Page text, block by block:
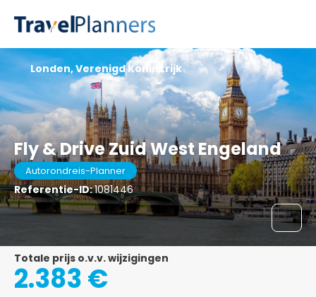
Fly & Drive Zuid West Engeland
Autorondreis-Planner
Referentie-ID:1081446
Londen, Verenigd Koninkrijk
Totale prijs o.v.v. wijzigingen
2.383 €